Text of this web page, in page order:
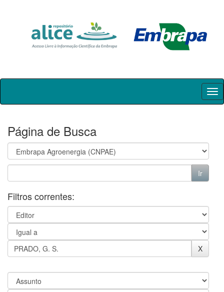
Skip
Página de Busca
Filtros correntes: